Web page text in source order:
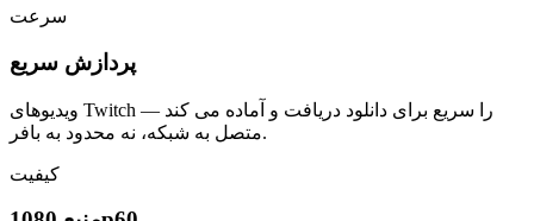
سرعت
پردازش سریع
ویدیوهای Twitch را سریع برای دانلود دریافت و آماده می کند —
متصل به شبکه، نه محدود به بافر.
کیفیت